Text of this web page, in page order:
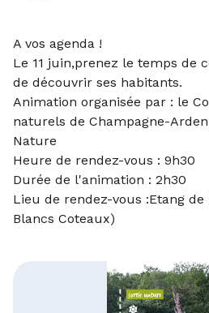
A vos agenda !
Le 11 juin,prenez le temps de
de découvrir ses habitants.
Animation organisée par : le
naturels de Champagne-
Nature
Heure de rendez-vous : 9h30
Durée de l'animation : 2h30
Lieu de rendez-vous :Etang de
Blancs Coteaux)